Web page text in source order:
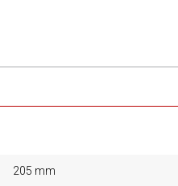
205 mm